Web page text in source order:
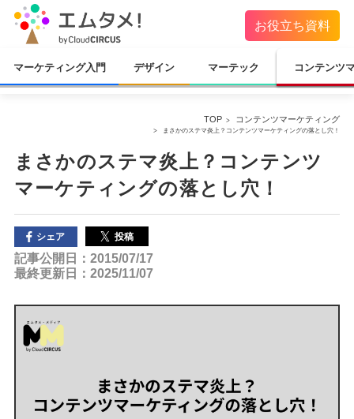
お役立ち資料
マーケティング入門 デザイン マーテック コンテンツ
TOP コンテンツマーケティング
まさかのステマ炎上？コンテンツマーケティングの落とし穴！
まさかのステマ炎上？コンテンツ
マーケティングの落とし穴！
シェア 投稿
記事公開日：2015/07/17
最終更新日：2025/11/07